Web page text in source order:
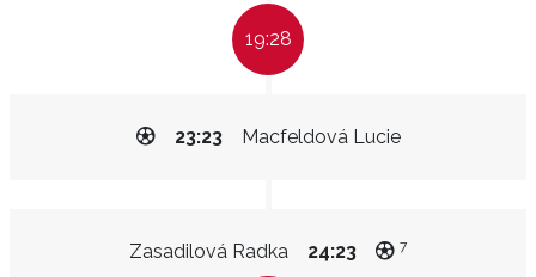
19:28
Macfeldová Lucie
23:23
Zasadilová Radka 24:23 7